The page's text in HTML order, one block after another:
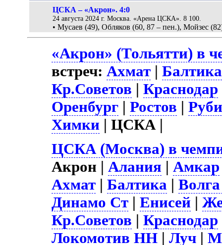
ЦСКА – «Акрон». 4:0
24 августа 2024 г. Москва. «Арена ЦСКА». 8 100.
• Мусаев (49), Обляков (60, 87 – пен.), Мойзес
«Акрон» (Тольятти) в
встреч:Ахмат |Балтика
Кр.Советов |Краснодар
Оренбург |Ростов |
Химки | ЦСКА |
ЦСКА (Москва) в
Акрон |Алания |Амкар
Ахмат |Балтика |
Динамо Ст |Енисей |
Кр.Советов |Краснодар
Локомотив НН |Луч |